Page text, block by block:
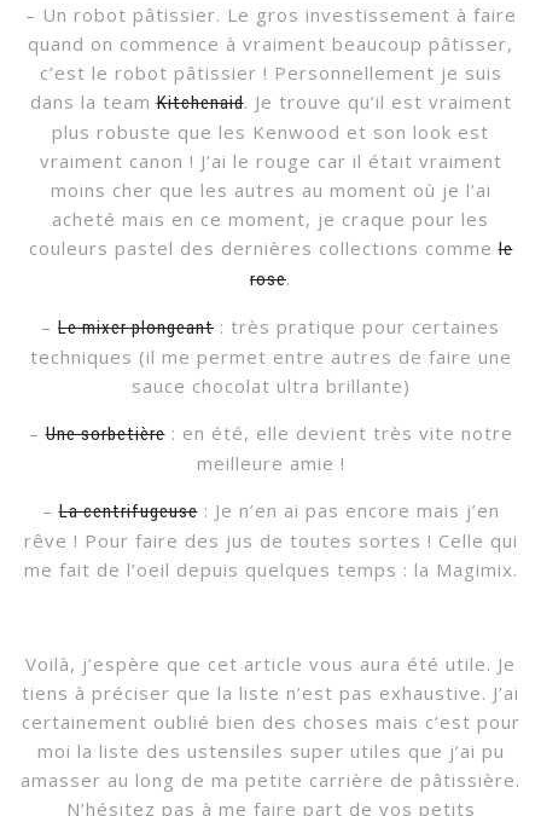
– Un robot pâtissier. Le gros investissement à faire
quand on commence à vraiment beaucoup pâtisser,
c’est le robot pâtissier ! Personnellement je suis
dans la teamKitchenaid. Je trouve qu’il est vraiment
plus robuste que les Kenwood et son look est
vraiment canon ! J’ai le rouge car il était vraiment
moins cher que les autres au moment où je l’ai
acheté mais en ce moment, je craque pour les
couleurs pastel des dernières collections commele
rose.
– Le mixer plongeant : très pratique pour certaines
techniques (il me permet entre autres de faire une
sauce chocolat ultra brillante)
–Une sorbetière: en été, elle devient très vite notre
meilleure amie !
–La centrifugeuse: Je n’en ai pas encore mais j’en
rêve ! Pour faire des jus de toutes sortes ! Celle qui
me fait de l’oeil depuis quelques temps : la Magimix.
Voilà, j’espère que cet article vous aura été utile. Je
tiens à préciser que la liste n’est pas exhaustive. J’ai
certainement oublié bien des choses mais c’est pour
moi la liste des ustensiles super utiles que j’ai pu
amasser au long de ma petite carrière de pâtissière.
N’hésitez pas à me faire part de vos petits